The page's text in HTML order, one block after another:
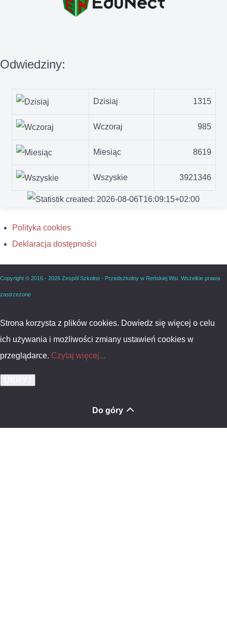
Odwiedziny:
Dzisiaj 1315
Wczoraj 985
Miesiąc 8619
Wszyskie 3921346
Polityka cookies
Deklaracja dostępności
Copyright © 2016 - 2026 Zespół Szkolno - Przedszkolny w Reńskiej Wsi. Wszelkie prawa
zastrzeżone
Strona korzysta z plików cookies. Dowiedz się więcej o celu
ich używania i możliwości zmiany ustawień cookies w
przeglądarce. Czytaj więcej...
Do góry